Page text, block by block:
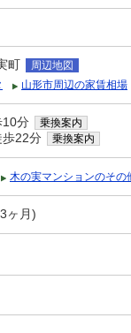
町
周辺地図
山形市周辺の家賃相場
10分 乗換案内
22分 乗換案内
木の実マンションのそ
ヶ月)